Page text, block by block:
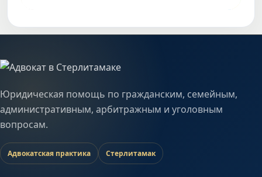
Юридическая помощь по гражданским, семейным,
административным, арбитражным и уголовным
вопросам.
Адвокатская практика Стерлитамак